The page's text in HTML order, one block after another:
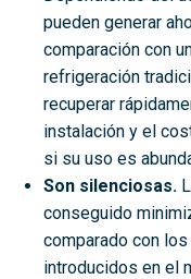
pueden generar
comparación con
refrigeración
recuperar
instalación y el
si su uso es
Son silenciosas.
conseguido
comparado con
introducidos en el